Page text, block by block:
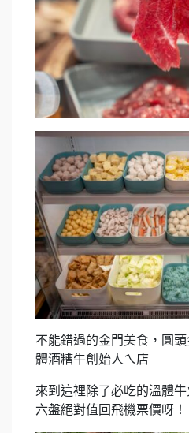
不能錯過的金門美食，圓
體酒糟牛創始人ㄟ店
來到這裡除了必吃的溫體
六盤絕對值回飛機票價呀！